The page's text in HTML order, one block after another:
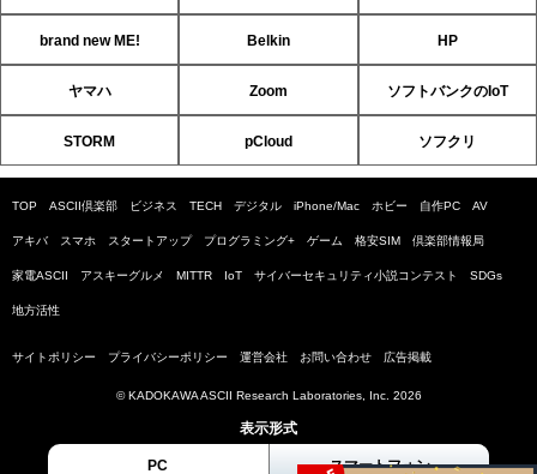
brand new ME! Belkin HP
ヤマハ Zoom ソフトバンクのIoT
STORM pCloud ソフクリ
TOP ASCII倶楽部 ビジネス TECH デジタル iPhone/Mac ホビー 自作PC AV
アキバ スマホ スタートアップ プログラミング+ ゲーム 格安SIM 倶楽部情報局
家電ASCII アスキーグルメ MITTR IoT サイバーセキュリティ小説コンテスト SDGs
地方活性
サイトポリシー プライバシーポリシー 運営会社 お問い合わせ 広告掲載
© KADOKAWA ASCII Research Laboratories, Inc. 2026
表示形式
PC スマートフォン